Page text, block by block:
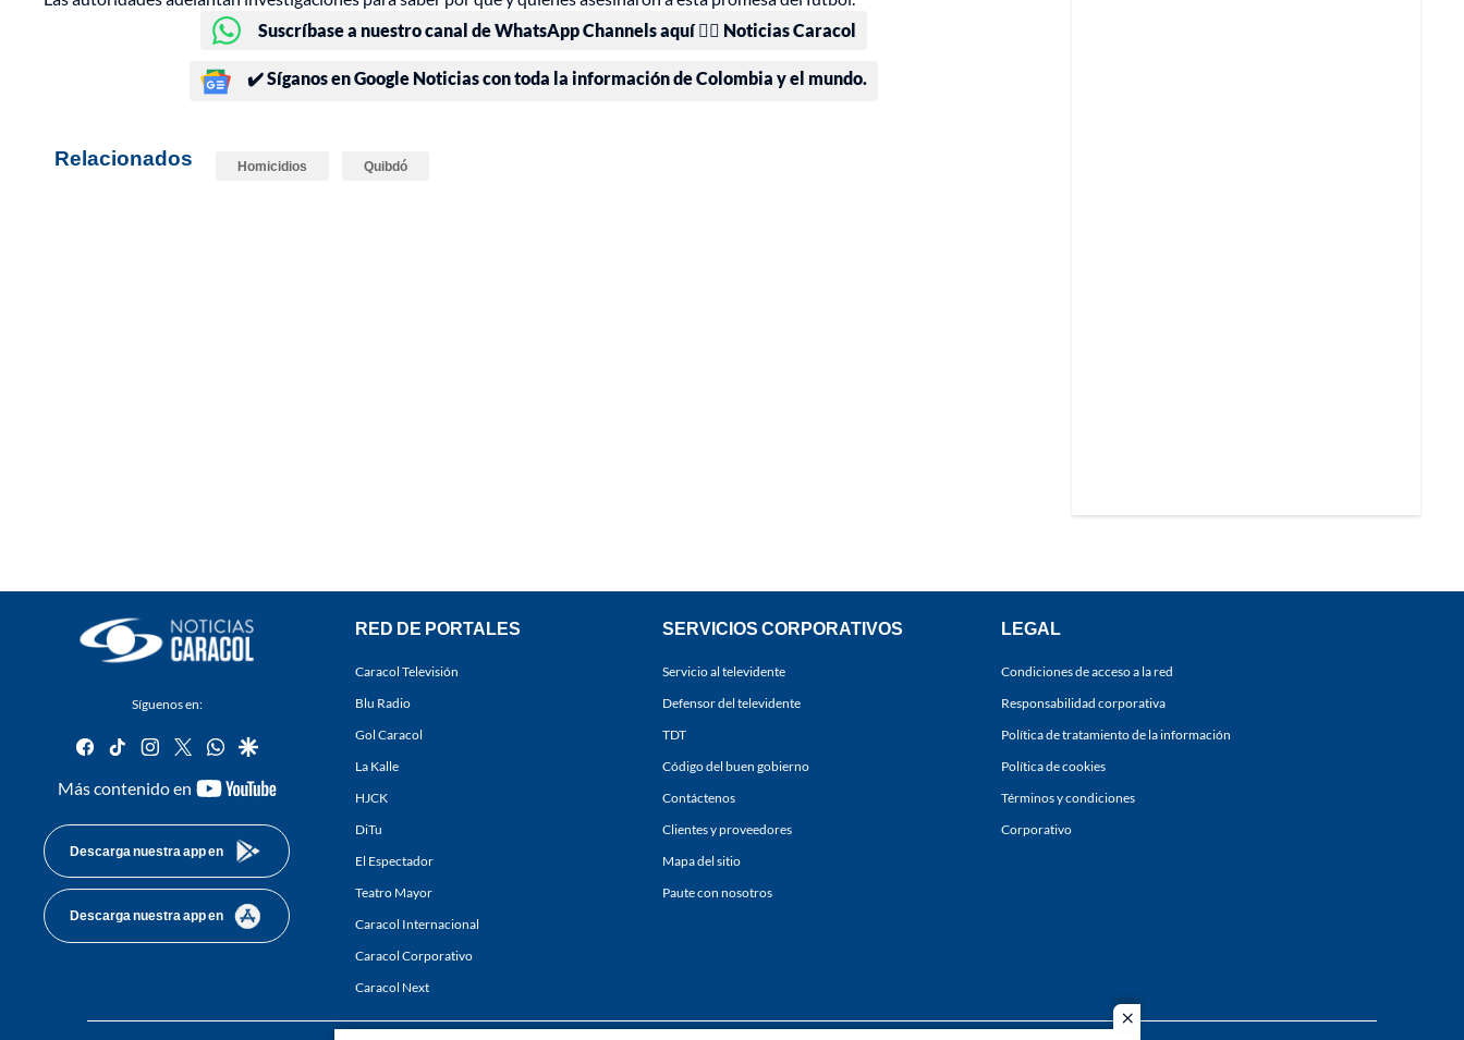
close
Suscríbase a nuestro canal de WhatsApp Channels aquí 👉🏻 Noticias Caracol
✔️ Síganos en Google Noticias con toda la información de Colombia y el mundo.
Relacionados Homicidios Quibdó
Síguenos en:
facebook
tiktok instagram
twitterwhatsapp
google
Más contenido en
youtube-
Descarga nuestra app en
Descarga nuestra app en
RED DE PORTALES
Caracol Televisión
Blu Radio
Gol Caracol
La Kalle
HJCK
DiTu
El Espectador
Teatro Mayor
Caracol Internacional
Caracol Corporativo
Caracol Next
SERVICIOS CORPORATIVOS
Servicio al televidente
Defensor del televidente
TDT
Código del buen gobierno
Contáctenos
Clientes y proveedores
Mapa del sitio
Paute con nosotros
LEGAL
Condiciones de acceso a la red
Responsabilidad corporativa
Política de tratamiento de la información
Política de cookies
Términos y condiciones
Corporativo